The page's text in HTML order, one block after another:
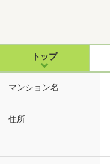
トップ
マンション名
住所